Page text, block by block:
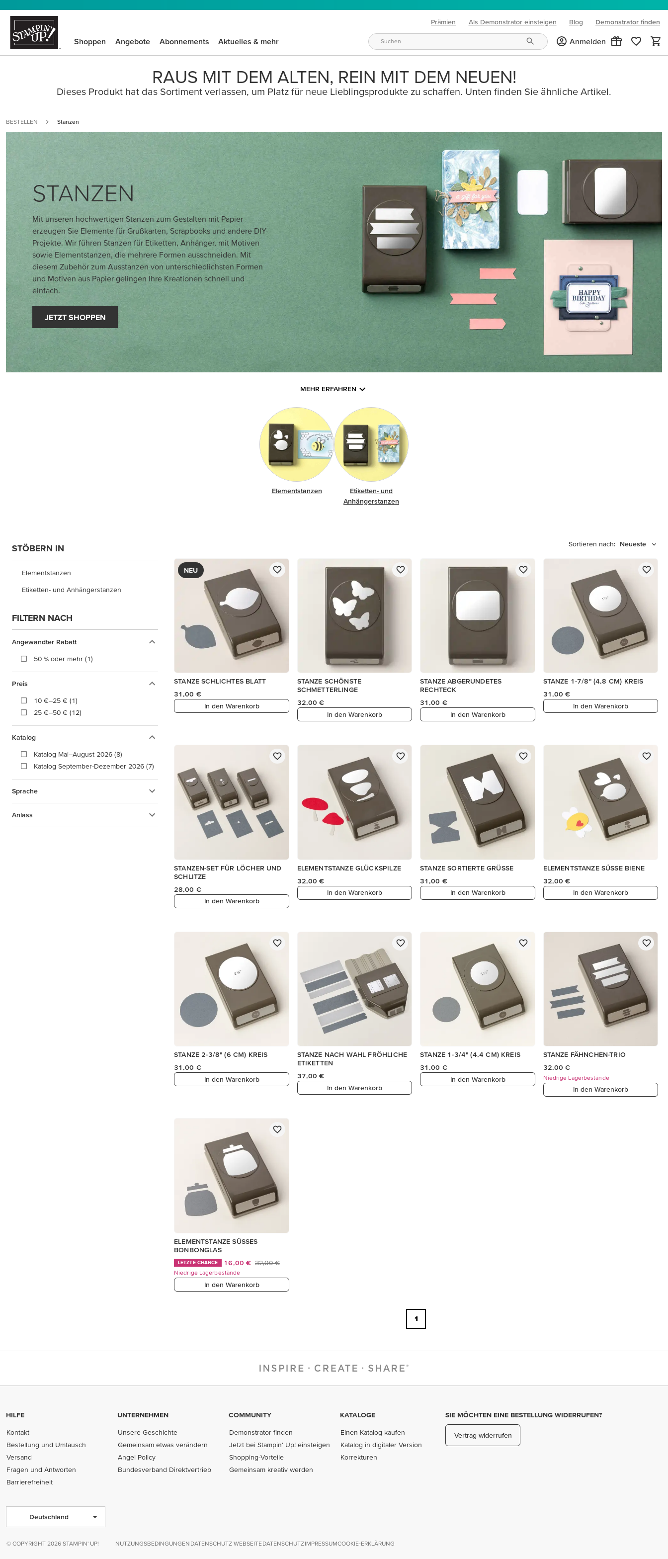
Prämien Als Demonstrator einsteigen Blog
(opens in new tab)
Demonstrator finden
Shoppen Angebote Abonnements Aktuelles & mehr Anmelden
RAUS MIT DEM ALTEN, REIN MIT DEM NEUEN!
Dieses Produkt hat das Sortiment verlassen, um Platz für neue Lieblingsprodukte zu schaffen. Unten finden Sie ähnliche Artikel.
BESTELLEN Stanzen
STANZEN
Mit unseren hochwertigen Stanzen zum Gestalten mit Papier
erzeugen Sie Elemente für Grußkarten, Scrapbooks und andere DIY-
Projekte. Wir führen Stanzen für Etiketten, Anhänger, mit Motiven
sowie Elementstanzen, die mehrere Formen ausschneiden. Mit
diesem Zubehör zum Ausstanzen von unterschiedlichsten Formen
und Motiven aus Papier gelingen Ihre Kreationen schnell und
einfach.
JETZT SHOPPEN
MEHR ERFAHREN
Elementstanzen
Etiketten- und
Anhängerstanzen
STÖBERN IN
Elementstanzen
Etiketten- und Anhängerstanzen
FILTERN NACH
Angewandter Rabatt
50 % oder mehr (1)
Preis
10 €–25 € (1)
25 €–50 € (12)
Katalog
Katalog Mai–August 2026 (8)
Katalog September-Dezember 2026 (7)
Sprache
Anlass
Sortieren nach: Neueste
NEU
STANZE SCHLICHTES BLATT
31,00 €
In den Warenkorb
STANZE SCHÖNSTE
SCHMETTERLINGE
32,00 €
In den Warenkorb
STANZE ABGERUNDETES
RECHTECK
31,00 €
In den Warenkorb
STANZE 1-7/8" (4,8 CM) KREIS
31,00 €
In den Warenkorb
STANZEN-SET FÜR LÖCHER UND
SCHLITZE
28,00 €
In den Warenkorb
ELEMENTSTANZE GLÜCKSPILZE
32,00 €
In den Warenkorb
STANZE SORTIERTE GRÜSSE
31,00 €
In den Warenkorb
ELEMENTSTANZE SÜSSE BIENE
32,00 €
In den Warenkorb
STANZE 2-3/8" (6 CM) KREIS
31,00 €
In den Warenkorb
STANZE NACH WAHL FRÖHLICHE
ETIKETTEN
37,00 €
In den Warenkorb
STANZE 1-3/4" (4,4 CM) KREIS
31,00 €
In den Warenkorb
STANZE FÄHNCHEN-TRIO
32,00 €
Niedrige Lagerbestände
In den Warenkorb
ELEMENTSTANZE SÜSSES
BONBONGLAS
LETZTE CHANCE 16,00 € 32,00 €
Niedrige Lagerbestände
In den Warenkorb
1
HILFE
Kontakt
Bestellung und Umtausch
Versand
Fragen und Antworten
Barrierefreiheit
UNTERNEHMEN
Unsere Geschichte
Gemeinsam etwas verändern
Angel Policy
Bundesverband Direktvertrieb
COMMUNITY
Demonstrator finden
Jetzt bei Stampin' Up! einsteigen
Shopping-Vorteile
Gemeinsam kreativ werden
KATALOGE
Einen Katalog kaufen
Katalog in digitaler Version
Korrekturen
SIE MÖCHTEN EINE BESTELLUNG WIDERRUFEN?
Vertrag widerrufen
Deutschland
© COPYRIGHT 2026 STAMPIN' UP! NUTZUNGSBEDINGUNGEN DATENSCHUTZ WEBSEITE DATENSCHUTZIMPRESSUMCOOKIE-ERKLÄRUNG